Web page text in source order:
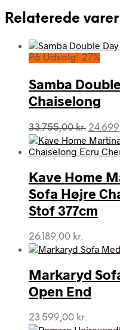
Relaterede varer
På Udsalg! 27%
Samba
Chaiselong
33.755,00kr. Den
pris
Kave Home
Sofa Højre
Stof 377cm
26.189,00 kr.
Markaryd
Open End
23.599,00 kr.